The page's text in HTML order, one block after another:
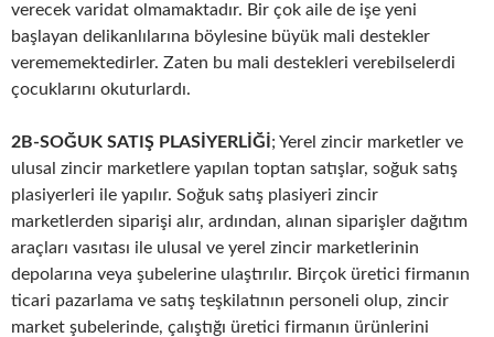
verecek varidat olmamaktadır. Bir çok aile de işe yeni
başlayan delikanlılarına böylesine büyük mali destekler
verememektedirler. Zaten bu mali destekleri verebilselerdi
çocuklarını okuturlardı.
2B-SOĞUK SATIŞ PLASİYERLİĞİ ; Yerel zincir marketler ve
ulusal zincir marketlere yapılan toptan satışlar, soğuk satış
plasiyerleri ile yapılır. Soğuk satış plasiyeri zincir
marketlerden siparişi alır, ardından, alınan siparişler dağıtım
araçları vasıtası ile ulusal ve yerel zincir marketlerinin
depolarına veya şubelerine ulaştırılır. Birçok üretici firmanın
ticari pazarlama ve satış teşkilatının personeli olup, zincir
market şubelerinde, çalıştığı üretici firmanın ürünlerini